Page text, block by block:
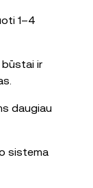
1–4
būstai ir
daugiau
sistema